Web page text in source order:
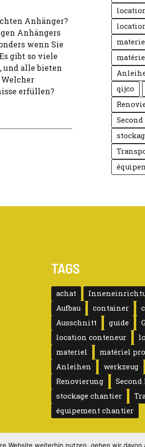
Anhänger?
Anhängers
wenn Sie
gibt so viele
und alle bieten
erfüllen?
qijco
TAGS
achat
Aufbau
container
Ausschnitt
guide
location conteneur
materiel
matériel
Anleihen
werkzeug
Renovierung
Second
stockage chantier
équipement chantier
Website weiterhin nutzen, gehen wir davon